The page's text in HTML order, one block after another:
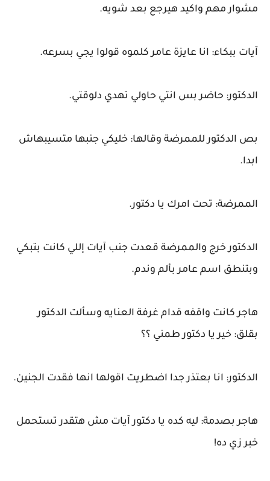
مشوار مهم واكيد هيرجع بعد شويه.
آيات ببكاء: انا عايزة عامر كلموه قولوا يجي بسرعه.
الدكتور: حاضر بس انتي حاولي تهدي دلوقتي.
بص الدكتور للممرضة وقالها: خليكي جنبها متسيبهاش
ابدا.
الممرضة: تحت امرك يا دكتور.
الدكتور خرج والممرضة قعدت جنب آيات إللي كانت بتبكي
وبتنطق اسم عامر بألم وندم.
هاجر كانت واقفه قدام غرفة العنايه وسألت الدكتور
بقلق: خير يا دكتور طمني ؟؟
الدكتور: انا بعتذر جدا اضطريت اقولها انها فقدت الجنين.
هاجر بصدمة: ليه كده يا دكتور آيات مش هتقدر تستحمل
خبر زي ده!